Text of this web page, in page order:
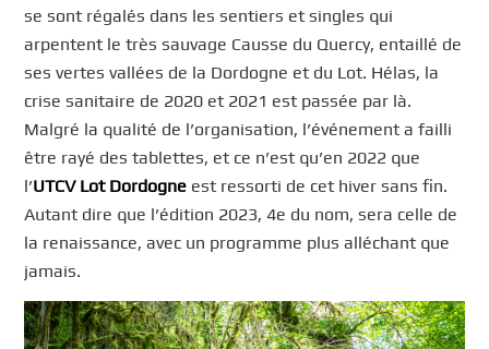
se sont régalés dans les sentiers et singles qui
arpentent le très sauvage Causse du Quercy, entaillé de
ses vertes vallées de la Dordogne et du Lot. Hélas, la
crise sanitaire de 2020 et 2021 est passée par là.
Malgré la qualité de l’organisation, l’événement a failli
être rayé des tablettes, et ce n’est qu’en 2022 que
l’UTCV Lot Dordogne est ressorti de cet hiver sans fin.
Autant dire que l’édition 2023, 4e du nom, sera celle de
la renaissance, avec un programme plus alléchant que
jamais.